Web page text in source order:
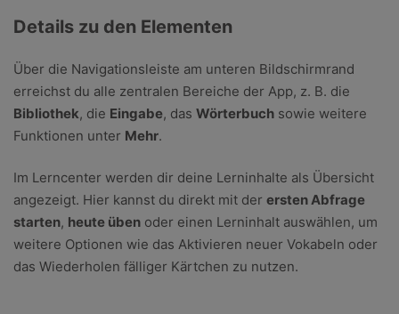
Details zu den Elementen
Über die Navigationsleiste am unteren Bildschirmrand
erreichst du alle zentralen Bereiche der App, z. B. die
Bibliothek, die Eingabe, das Wörterbuch sowie weitere
Funktionen unter Mehr.
Im Lerncenter werden dir deine Lerninhalte als Übersicht
angezeigt. Hier kannst du direkt mit der ersten Abfrage
starten, heute üben oder einen Lerninhalt auswählen, um
weitere Optionen wie das Aktivieren neuer Vokabeln oder
das Wiederholen fälliger Kärtchen zu nutzen.